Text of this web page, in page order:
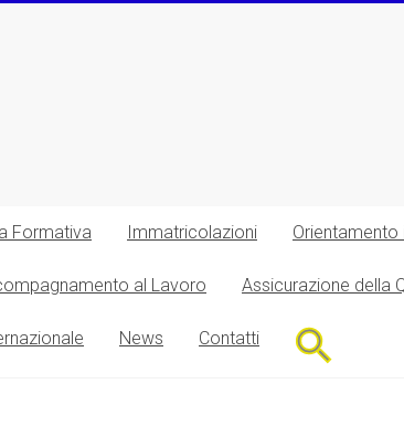
Formativa Immatricolazioni Orientamento
al Lavoro Assicurazione della
News Contatti